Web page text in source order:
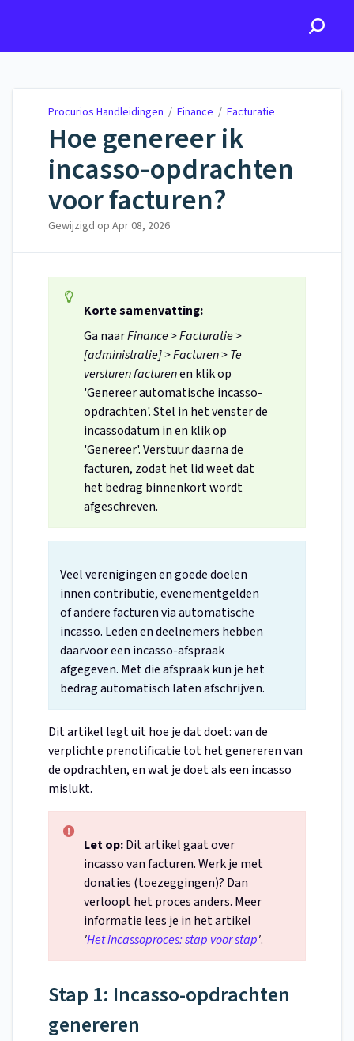
Procurios Handleidingen / Finance / Facturatie
Hoe genereer ik
incasso-opdrachten
voor facturen?
Gewijzigd op Apr 08, 2026
Korte samenvatting:
Ga naarFinance > Facturatie >
[administratie] > Facturen > Te
versturen facturenen klik op
'Genereer automatische incasso-
opdrachten'. Stel in het venster de
incassodatum in en klik op
'Genereer'. Verstuur daarna de
facturen, zodat het lid weet dat
het bedrag binnenkort wordt
afgeschreven.
Veel verenigingen en goede doelen
innen contributie, evenementgelden
of andere facturen via automatische
incasso. Leden en deelnemers hebben
daarvoor een incasso-afspraak
afgegeven. Met die afspraak kun je het
bedrag automatisch laten afschrijven.
Dit artikel legt uit hoe je dat doet: van de
verplichte prenotificatie tot het genereren van
de opdrachten, en wat je doet als een incasso
mislukt.
Let op:Dit artikel gaat over
incasso van facturen. Werk je met
donaties (toezeggingen)? Dan
verloopt het proces anders. Meer
informatie lees je in het artikel
'Het incassoproces: stap voor stap'.
Stap 1: Incasso-opdrachten
genereren